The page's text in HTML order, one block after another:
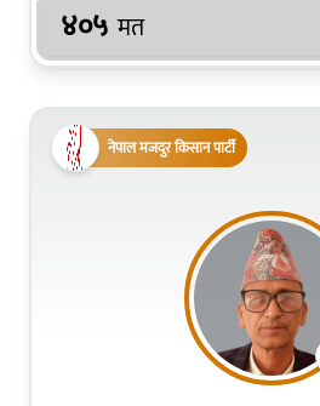
४०५ मत
नेपाल मजदुर किसान पार्टी